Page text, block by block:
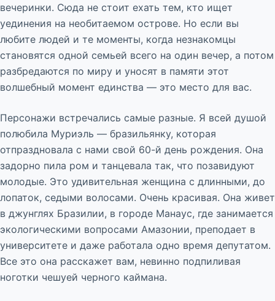
вечеринки. Сюда не стоит ехать тем, кто ищет
уединения на необитаемом острове. Но если вы
любите людей и те моменты, когда незнакомцы
становятся одной семьей всего на один вечер, а потом
разбредаются по миру и уносят в памяти этот
волшебный момент единства — это место для вас.
Персонажи встречались самые разные. Я всей душой
полюбила Муриэль — бразильянку, которая
отпраздновала с нами свой 60-й день рождения. Она
задорно пила ром и танцевала так, что позавидуют
молодые. Это удивительная женщина с длинными, до
лопаток, седыми волосами. Очень красивая. Она живет
в джунглях Бразилии, в городе Манаус, где занимается
экологическими вопросами Амазонии, преподает в
университете и даже работала одно время депутатом.
Все это она расскажет вам, невинно подпиливая
ноготки чешуей черного каймана.